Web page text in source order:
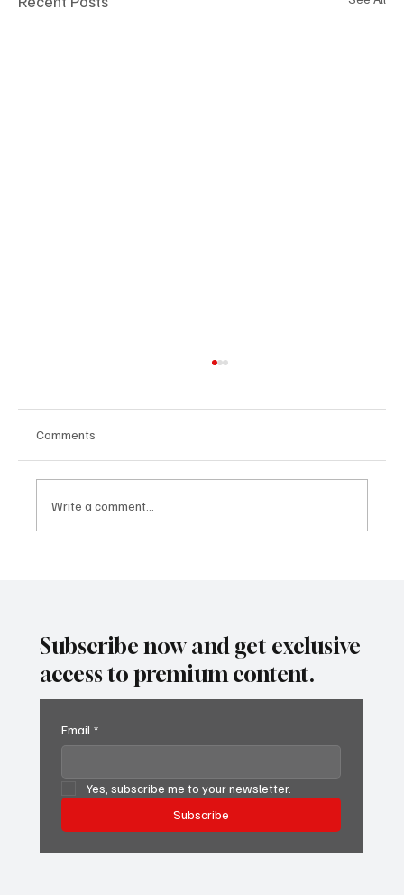
Comments
Write a comment...
Subscribe now and get exclusive
access to premium content.
Email *
Yes, subscribe me to your newsletter.
Subscribe